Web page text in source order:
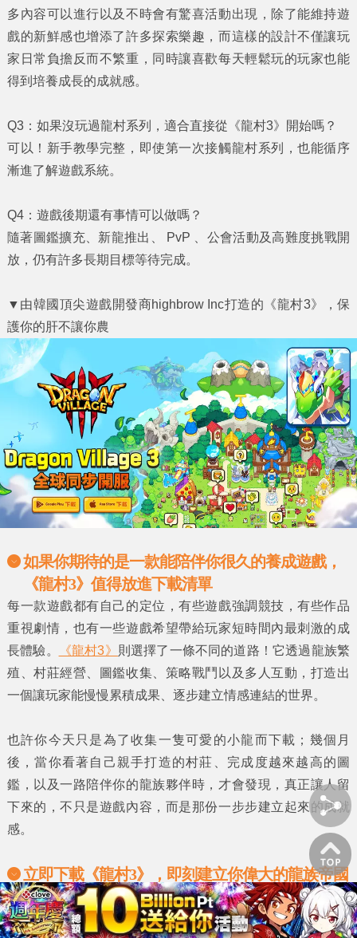
多內容可以進行以及不時會有驚喜活動出現，除了能維持遊
戲的新鮮感也增添了許多探索樂趣，而這樣的設計不僅讓玩
家日常負擔反而不繁重，同時讓喜歡每天輕鬆玩的玩家也能
得到培養成長的成就感。
Q3：如果沒玩過龍村系列，適合直接從《龍村3》開始嗎？
可以！新手教學完整，即使第一次接觸龍村系列，也能循序
漸進了解遊戲系統。
Q4：遊戲後期還有事情可以做嗎？
隨著圖鑑擴充、新龍推出、 PvP 、公會活動及高難度挑戰開
放，仍有許多長期目標等待完成。
▼ 由韓國頂尖遊戲開發商highbrow Inc打造的《龍村3》，保
護你的肝不讓你農
如果你期待的是一款能陪伴你很久的養成遊戲，
《龍村3》值得放進下載清單
每一款遊戲都有自己的定位，有些遊戲強調競技，有些作品
重視劇情，也有一些遊戲希望帶給玩家短時間內最刺激的成
長體驗。
《龍村3》 則選擇了一條不同的道路！它透過龍族繁
殖、村莊經營、圖鑑收集、策略戰鬥以及多人互動，打造出
一個讓玩家能慢慢累積成果、逐步建立情感連結的世界。
也許你今天只是為了收集一隻可愛的小龍而下載；幾個月
後，當你看著自己親手打造的村莊、完成度越來越高的圖
鑑，以及一路陪伴你的龍族夥伴時，才會發現，真正讓人留
下來的，不只是遊戲內容，而是那份一步步建立起來的成就
感。
立即下載《龍村3》，即刻建立你偉大的龍族帝國
與龐大的龍族世家